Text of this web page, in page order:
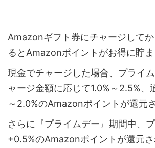
Amazonギフト券にチャージして
るとAmazonポイントがお得に貯ま
現金でチャージした場合、プライ
ャージ金額に応じて1.0%～2.5%、
～2.0%のAmazonポイントが還元
さらに『プライムデー』期間中、
+0.5%のAmazonポイントが還元